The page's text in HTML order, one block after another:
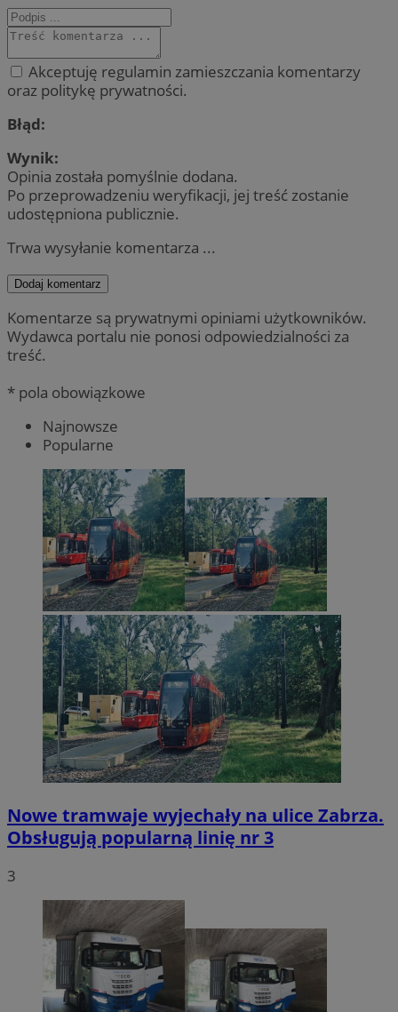
Akceptuję regulamin zamieszczania komentarzy
oraz politykę prywatności.
Błąd:
Wynik:
Opinia została pomyślnie dodana.
Po przeprowadzeniu weryfikacji, jej treść zostanie
udostępniona publicznie.
Trwa wysyłanie komentarza ...
Dodaj komentarz
Komentarze są prywatnymi opiniami użytkowników.
Wydawca portalu nie ponosi odpowiedzialności za
treść.
* pola obowiązkowe
Najnowsze
Popularne
Nowe tramwaje wyjechały na ulice Zabrza.
Obsługują popularną linię nr 3
3